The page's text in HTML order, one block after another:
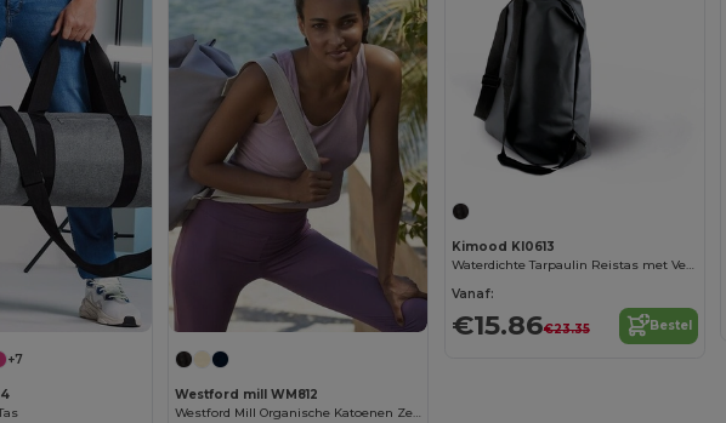
+7
Westford mill WM812
Westford Mill Organische Katoenen Zeemanszak
Kimood KI0613
Waterdichte Tarpaulin Reistas met Verstelbare Schouderbanden
Vanaf:
€15.86€23.35 Bestel